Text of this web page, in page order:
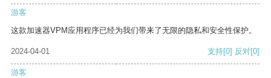
游客
这款加速器VPM应用程序已经为我们带来了无限的隐私和安全性保护。
2024-04-01 支持[0] 反对[0]
游客